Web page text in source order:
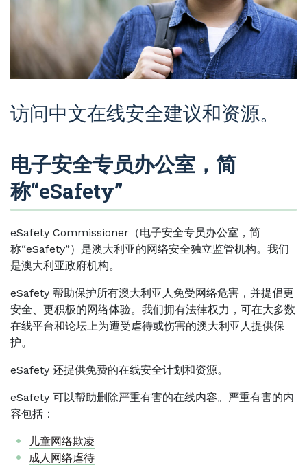
访问中文在线安全建议和资源。
电子安全专员办公室，简
称“eSafety”
eSafety Commissioner（电子安全专员办公室，简
称“eSafety”）是澳大利亚的网络安全独立监管机构。我们
是澳大利亚政府机构。
eSafety 帮助保护所有澳大利亚人免受网络危害，并提倡更
安全、更积极的网络体验。我们拥有法律权力，可在大多数
在线平台和论坛上为遭受虐待或伤害的澳大利亚人提供保
护。
eSafety 还提供免费的在线安全计划和资源。
eSafety 可以帮助删除严重有害的在线内容。严重有害的内
容包括：
儿童网络欺凌
成人网络虐待